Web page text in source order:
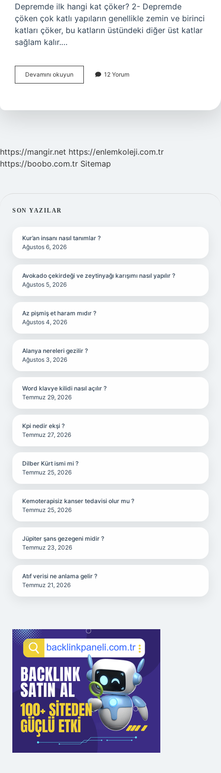
Depremde ilk hangi kat çöker? 2- Depremde
çöken çok katlı yapıların genellikle zemin ve birinci
katları çöker, bu katların üstündeki diğer üst katlar
sağlam kalır.…
Devamını okuyun Depremde
Hangi
12 Yorum
https://mangir.net https://enlemkoleji.com.tr
https://boobo.com.tr Sitemap
SIDEBAR
SON YAZILAR
Kur’an insanı nasıl tanımlar ?
Ağustos 6, 2026
Avokado çekirdeği ve zeytinyağı karışımı nasıl yapılır ?
Ağustos 5, 2026
Az pişmiş et haram mıdır ?
Ağustos 4, 2026
Alanya nereleri gezilir ?
Ağustos 3, 2026
Word klavye kilidi nasıl açılır ?
Temmuz 29, 2026
Kpi nedir ekşi ?
Temmuz 27, 2026
Dilber Kürt ismi mi ?
Temmuz 25, 2026
Kemoterapisiz kanser tedavisi olur mu ?
Temmuz 25, 2026
Jüpiter şans gezegeni midir ?
Temmuz 23, 2026
Atıf verisi ne anlama gelir ?
Temmuz 21, 2026